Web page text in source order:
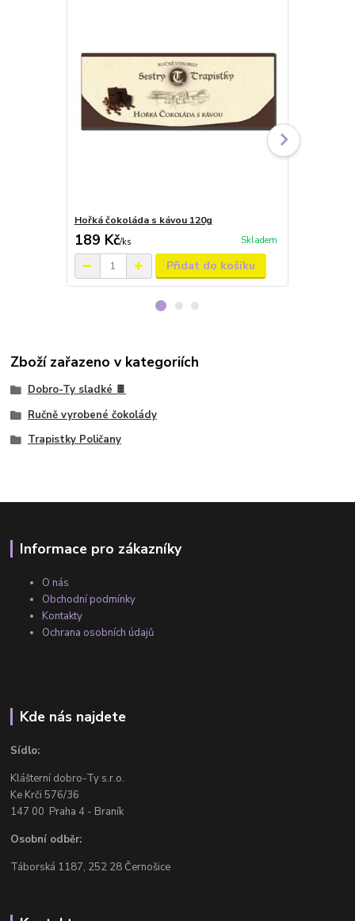
Hořká čokoláda s kávou 120g
189 Kč/ks Skladem
Přidat do košíku
Zboží zařazeno v kategoriích
Dobro-Ty sladké 🍫
Ručně vyrobené čokolády
Trapistky Poličany
Informace pro zákazníky
O nás
Obchodní podmínky
Kontakty
Ochrana osobních údajů
Kde nás najdete
Sídlo:
Klášterní dobro-Ty s.r.o.
Ke Krči 576/36
147 00 Praha 4 - Braník
Osobní odběr:
Táborská 1187, 252 28 Černošice